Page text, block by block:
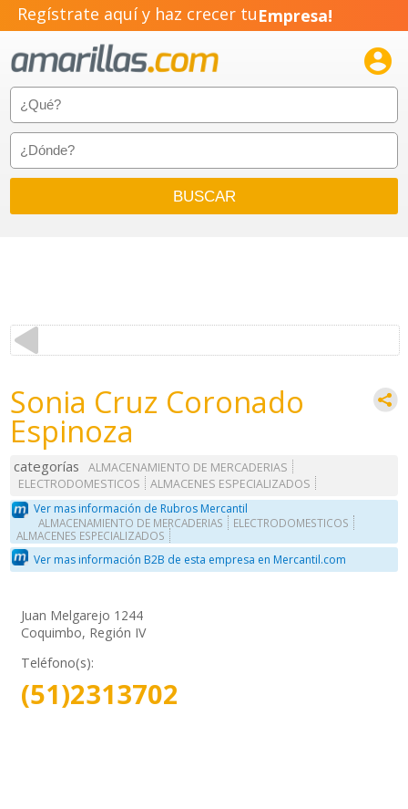
Regístrate aquí y haz crecer tuEmpresa!
Pyme!
Emprendimiento!

Sonia Cruz Coronado
Espinoza
categorías
ALMACENAMIENTO DE MERCADERIAS
ELECTRODOMESTICOS
ALMACENES ESPECIALIZADOS
Ver mas información de Rubros Mercantil
ALMACENAMIENTO DE MERCADERIAS
ELECTRODOMESTICOS
ALMACENES ESPECIALIZADOS
Ver mas información B2B de esta empresa en Mercantil.com
Juan Melgarejo 1244
Coquimbo, Región IV
Teléfono(s):
(51)2313702